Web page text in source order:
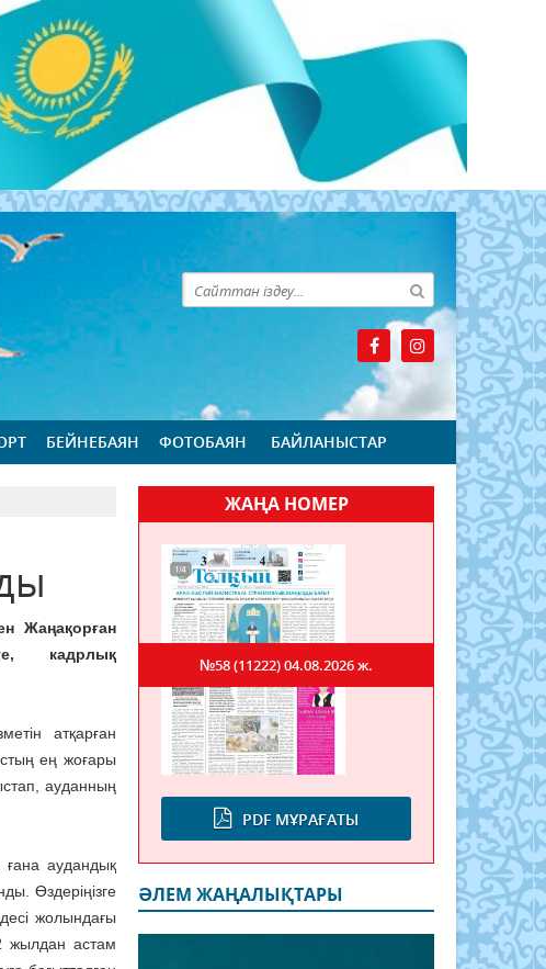
БЕЙНЕБАЯН ФОТОБАЯН БАЙЛАНЫСТАР
Жаңақорған
кадрлық
атқарған
ең жоғары
ауданның
аудандық
Өздеріңізге
жолындағы
жылдан астам
ЖАҢА НОМЕР
PDF МҰРАҒАТЫ
№58 (11222)04.08.2026 ж.
ӘЛЕМ ЖАҢАЛЫҚТАРЫ